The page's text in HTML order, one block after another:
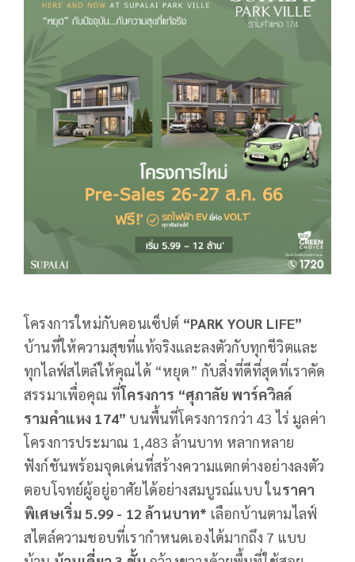
โครงการใหม่กับคอนเซ็ปต์ “PARK YOUR LIFE”
บ้านที่ให้ความสุขที่แท้จริงและลงตัวกับทุกชีวิตและ
ทุกไลฟ์สไตล์ให้คุณได้ “หยุด” กับสิ่งที่ดีที่สุดที่เราคัด
สรรมาเพื่อคุณ ที่โครงการ “ศุภาลัย พาร์ควิลล์
รามคำแหง 174” บนพื้นที่โครงการกว่า 43 ไร่ มูลค่า
โครงการประมาณ 1,483 ล้านบาท หลากหลาย
ฟังก์ชันพร้อมจุดเด่นที่สร้างความแตกต่างอย่างลงตัว
ตอบโจทย์ผู้อยู่อาศัยได้อย่างสมบูรณ์แบบ ในราคา
พิเศษเริ่ม 5.99 - 12 ล้านบาท* เลือกบ้านตามไลฟ์
สไตล์ความชอบที่เรากำหนดเองได้มากถึง 7 แบบ